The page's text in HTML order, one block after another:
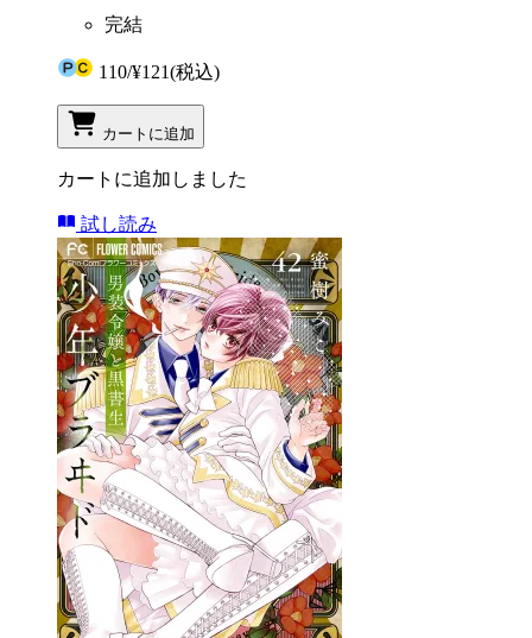
完結
110/¥121(税込)
カートに追加
カートに追加しました
試し読み